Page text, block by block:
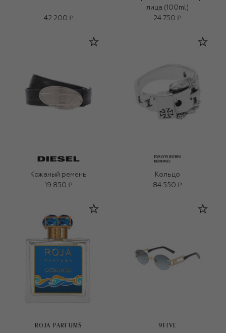
42 200 ₽
лица (100ml)
24 750 ₽
Кожаный ремень
19 850 ₽
Кольцо
84 550 ₽
ROJA PARFUMS 9FIVE